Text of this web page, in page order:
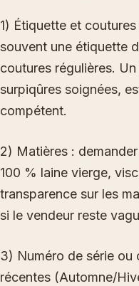
1) Étiquette et
souvent une étiquette
coutures régulières.
surpiqûres soignées,
compétent.
2) Matières :
100 % laine vierge,
transparence sur les
si le vendeur reste
3) Numéro de série ou
récentes (Automne/